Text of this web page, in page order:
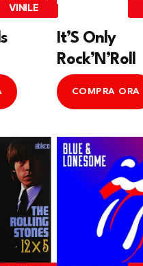
VINILE
It’S Only
Rock’N’Roll
COMPRA ORA